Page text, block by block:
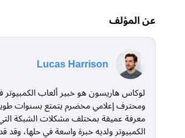
عن المؤلف
Lucas Harrison
ومحترف إعلامي مخضرم يتمتع بسنوات
معرفة عميقة بمختلف مشكلات الشبكة
الكمبيوتر ولديه خبرة واسعة في حلها، وقد